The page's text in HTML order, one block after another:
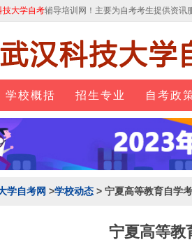
技大学自考辅导培训网！主要为自考考生提供资讯
学校概括 招生专业 自考政
学自考网 >学校动态 > 宁夏高等教育自学
宁夏高等教